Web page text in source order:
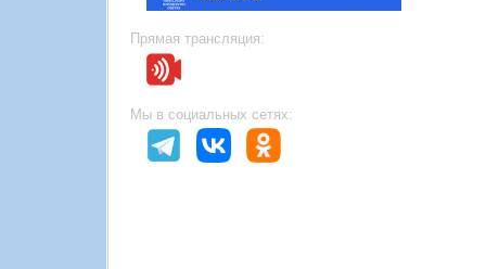
Прямая трансляция:
Мы в социальных сетях: